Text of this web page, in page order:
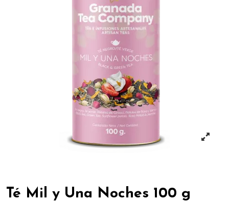
Té Mil y Una Noches 100 g